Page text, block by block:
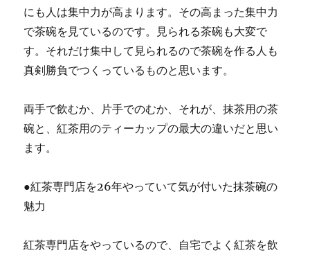
にも人は集中力が高まります。その高まった集中力
で茶碗を見ているのです。見られる茶碗も大変で
す。それだけ集中して見られるので茶碗を作る人も
真剣勝負でつくっているものと思います。
両手で飲むか、片手でのむか、それが、抹茶用の茶
碗と、紅茶用のティーカップの最大の違いだと思い
ます。
●紅茶専門店を26年やっていて気が付いた抹茶碗の
魅力
紅茶専門店をやっているので、自宅でよく紅茶を飲